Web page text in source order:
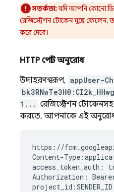
সতর্কতা:যদি আপনি কোনো
রেজিস্ট্রেশন টোকেন মুছে ফেলেন,
করে দেবে।
HTTP পোস্ট অনুরোধ
উদাহরণস্বরূপ, appUser-
1... রেজিস্ট্রেশন
করতে, আপনাকে এই
https://
Content-
access_token_auth:
Authorization: Bearer
project_id:SENDER_ID